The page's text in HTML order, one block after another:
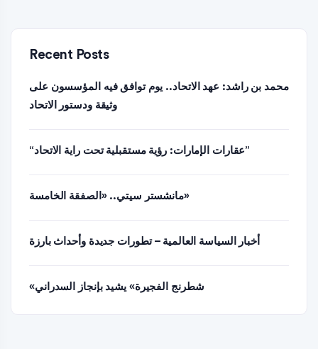
Recent Posts
محمد بن راشد: عهد الاتحاد.. يوم توافق فيه المؤسسون على
وثيقة ودستور الاتحاد
“عقارات الإمارات: رؤية مستقبلية تحت راية الاتحاد”
مانشستر سيتي.. «الصفقة الخامسة»
أخبار السياسة العالمية – تطورات جديدة وأحداث بارزة
«شطرنج الفجيرة» يشيد بإنجاز السدراني